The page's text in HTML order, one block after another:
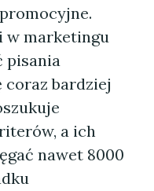
w marketingu
pisania
coraz bardziej
a ich
nawet 8000